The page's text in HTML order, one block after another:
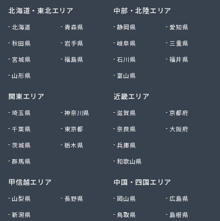
川津商店
川俣商販株式会社
早見商店
足利ガス事業組合配送センター
足利団地ガス株式会社
大塚プロパン
大田原エルピーガス保安センター協同組合
谷中田プロパン店
中央セントラルガス株式会社 宇都宮営業所
中央セントラルガス株式会社 那須営業所
町田屋商店出光興産大沢給油所
津吹商店
津田商店
北海道・東北エリア
北海道
青森県
秋田県
岩手県
宮城県
福島県
山形県
関東エリア
埼玉県
神奈川県
千葉県
東京都
茨城県
栃木県
群馬県
甲信越エリア
山梨県
長野県
新潟県
中部・北陸エリア
静岡県
愛知県
岐阜県
三重県
石川県
福井県
富山県
近畿エリア
滋賀県
京都府
奈良県
大阪府
兵庫県
和歌山県
中国・四国エリア
岡山県
広島県
鳥取県
島根県